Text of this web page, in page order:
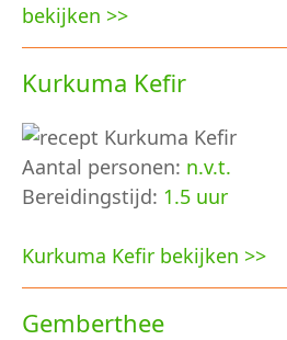
bekijken >>
Kurkuma Kefir
Aantal personen: n.v.t.
Bereidingstijd: 1.5 uur
Kurkuma Kefir bekijken >>
Gemberthee